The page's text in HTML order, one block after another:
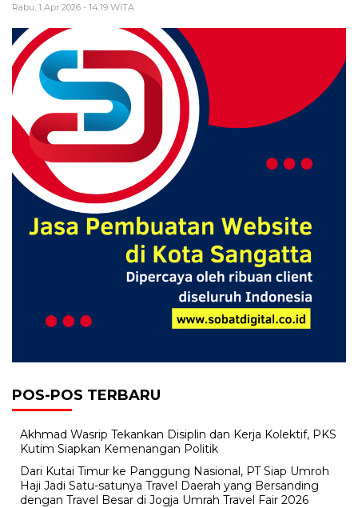
Rabu, 1 Apr 2026 - 14:19 WITA
POS-POS TERBARU
Akhmad Wasrip Tekankan Disiplin dan Kerja Kolektif, PKS
Kutim Siapkan Kemenangan Politik
Dari Kutai Timur ke Panggung Nasional, PT Siap Umroh
Haji Jadi Satu-satunya Travel Daerah yang Bersanding
dengan Travel Besar di Jogja Umrah Travel Fair 2026